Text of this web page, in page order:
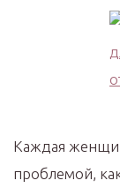
Каждая
проблемой,